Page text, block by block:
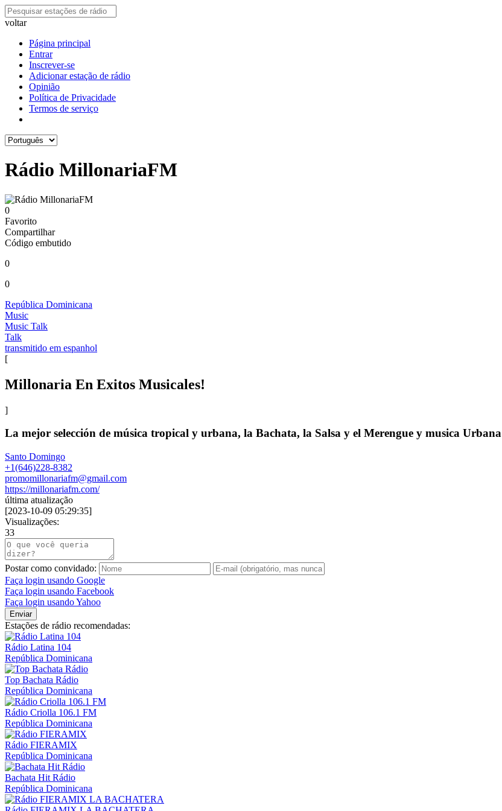
voltar
Página principal
Entrar
Inscrever-se
Adicionar estação de rádio
Opinião
Política de Privacidade
Termos de serviço
Rádio MillonariaFM
0
Favorito
Compartilhar
Código embutido
0
0
República Dominicana
Music
Music Talk
Talk
transmitido em espanhol
[
Millonaria En Exitos Musicales!
]
La mejor selección de música tropical y urbana, la Bachata, la Salsa y el Merengue y musica Urbana
Santo Domingo
+1(646)228-8382
promomillonariafm@gmail.com
https://millonariafm.com/
última atualização
[2023-10-09 05:29:35]
Visualizações:
33
Postar como convidado:
Faça login usando Google
Faça login usando Facebook
Faça login usando Yahoo
Enviar
Estações de rádio recomendadas:
Rádio Latina 104
República Dominicana
Top Bachata Rádio
República Dominicana
Rádio Criolla 106.1 FM
República Dominicana
Rádio FIERAMIX
República Dominicana
Bachata Hit Rádio
República Dominicana